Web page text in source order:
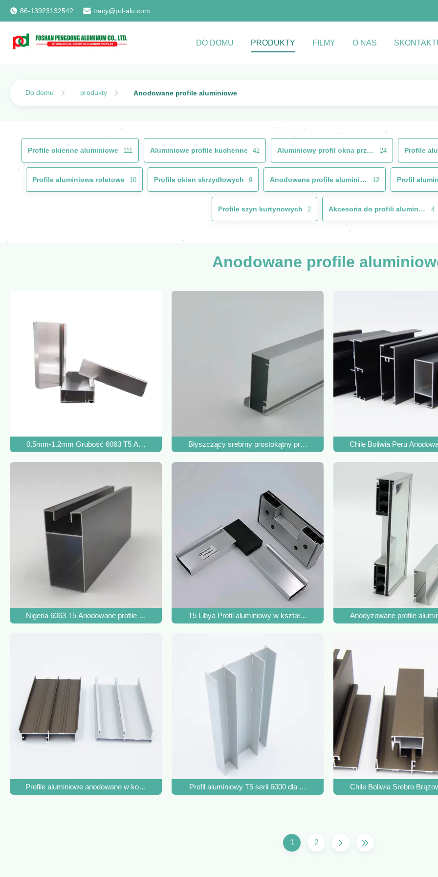
86-13923132542 tracy@pd-alu.com
DO DOMU PRODUKTY FILMY O NAS
Do domu produkty Anodowane profile aluminiowe
Profile okienne aluminiowe 111 Aluminiowe profile kuchenne 42 Aluminiowy profil okna przesuwnego 24
Profile aluminiowe roletowe 10 Profile okien skrzydłowych 9 Anodowane profile aluminiowe 12 Profil
Profile szyn kurtynowych 2 Akcesoria do profili aluminiowych 4
Anodowane profile
0.5mm-1.2mm Grubość 6063 T5 Anodyzowane profiły aluminiowe Ekstruzje dla Libii Izrael Irak
Błyszczący srebrny prostokątny profil kuchenny z anodyzowanego
Chile Boliwia Peru
Nigeria 6063 T5 Anodowane profile aluminiowe do okna przesuwnegoT5 Libya Profil aluminiowy w kształcie litery L 40x40 do szafki kuchennej
Anodyzowane profile
Profile aluminiowe anodowane w kolorze matowego srebra Seria 20 Wytłaczanie aluminium
Profil aluminiowy T5 serii 6000 dla Kolumbii Anodowany ALN-392
Chile Boliwia Srebro
1 2